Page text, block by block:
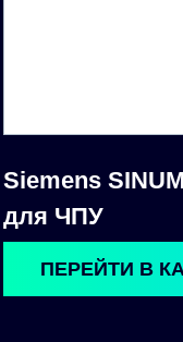
Siemens
для ЧПУ
ПЕРЕЙТИ В